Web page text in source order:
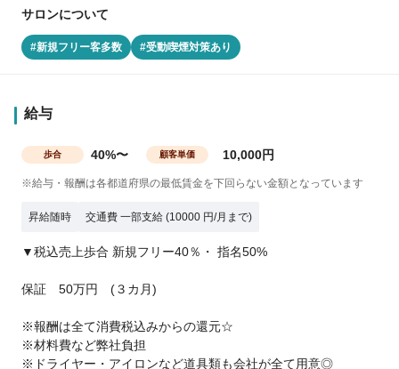
サロンについて
#新規フリー客多数 #受動喫煙対策あり
給与
歩合 40%〜 顧客単価 10,000円
※給与・報酬は各都道府県の最低賃金を下回らない金額となっています
昇給随時 交通費 一部支給 (10000 円/月まで)
▼税込売上歩合 新規フリー40％・ 指名50%
保証 50万円 (３カ月)
※報酬は全て消費税込みからの還元☆
※材料費など弊社負担
※ドライヤー・アイロンなど道具類も会社が全て用意◎